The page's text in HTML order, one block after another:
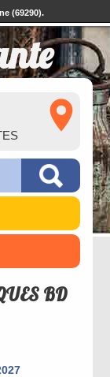
(69290).
BD